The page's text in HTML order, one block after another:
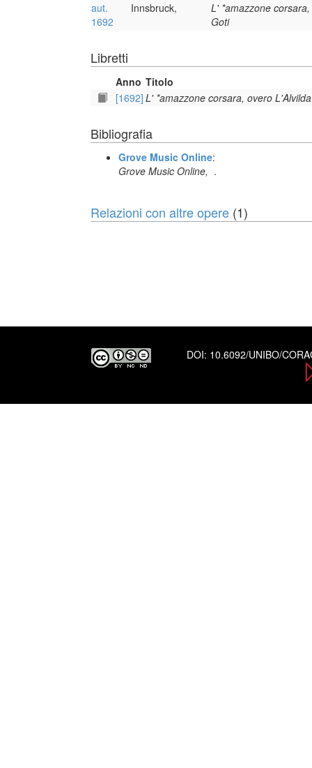
aut.
1692
Innsbruck,
L' *amazzone
Goti
Libretti
Anno Titolo
[1692] L' *amazzone corsara, overo
Bibliografia
Grove Music Online:
Grove Music Online, .
Relazioni con altre opere (1)
DOI: 10.6092/UNIBO/